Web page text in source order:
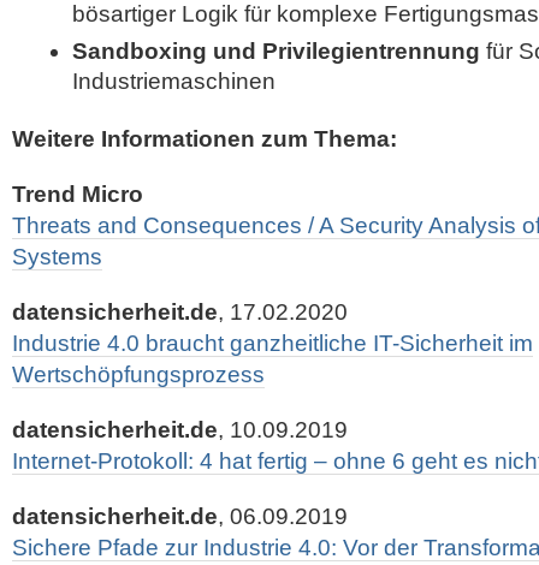
bösartiger Logik für komplexe
Sandboxing und Privilegientrennung für
Industriemaschinen
Weitere Informationen zum Thema:
Trend Micro
Threats and Consequences / A Security Analysis
Systems
datensicherheit.de, 17.02.2020
Industrie 4.0 braucht ganzheitliche IT-Sicherheit im
Wertschöpfungsprozess
datensicherheit.de, 10.09.2019
Internet-Protokoll: 4 hat fertig – ohne 6 geht es
datensicherheit.de, 06.09.2019
Sichere Pfade zur Industrie 4.0: Vor der